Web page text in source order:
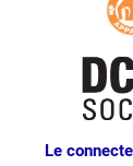
Le